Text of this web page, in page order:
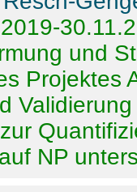
und
Projektes
NP